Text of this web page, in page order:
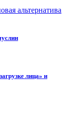
лица» и